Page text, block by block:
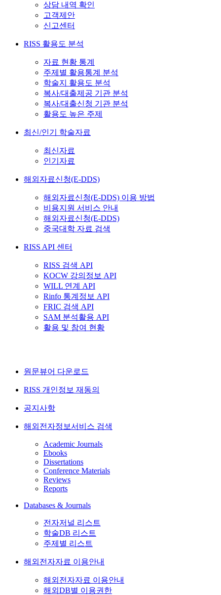
상담 내역 확인
고객제안
신고센터
RISS 활용도 분석
자료 현황 통계
주제별 활용통계 분석
학술지 활용도 분석
복사/대출제공 기관 분석
복사/대출신청 기관 분석
활용도 높은 주제
최신/인기 학술자료
최신자료
인기자료
해외자료신청(E-DDS)
해외자료신청(E-DDS) 이용 방법
비용지원 서비스 안내
해외자료신청(E-DDS)
중국대학 자료 검색
RISS API 센터
RISS 검색 API
KOCW 강의정보 API
WILL 연계 API
Rinfo 통계정보 API
FRIC 검색 API
SAM 분석활용 API
활용 및 참여 현황
원문뷰어 다운로드
RISS 개인정보 재동의
공지사항
해외전자정보서비스 검색
Academic Journals
Ebooks
Dissertations
Conference Materials
Reviews
Reports
Databases & Journals
전자저널 리스트
학술DB 리스트
주제별 리스트
해외전자자료 이용안내
해외전자자료 이용안내
해외DB별 이용권한